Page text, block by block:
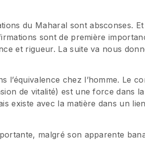
du Maharal sont absconses.
sont de première
et rigueur. La suite va nous
l’équivalence chez l’homme. Le
de vitalité) est une force dans la
existe avec la matière dans un
malgré son apparente